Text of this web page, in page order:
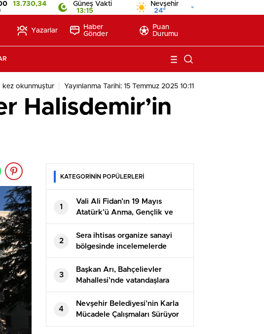
13.730,34
Güneş Vakti
13:15
Nevşehir
24°
Yazarlar
Haber
Gönder
Puan
Durumu
kez okunmuştur Yayınlanma Tarihi: 15 Temmuz 2025 10:11
Halisdemir’in
KATEGORİNİN POPÜLERLERİ
1
Vali Ali Fidan’ın 19 Mayıs
Atatürk’ü Anma, Gençlik ve
Spor Bayramı Mesajı
2
Sera ihtisas organize sanayi
bölgesinde incelemelerde
bulundular
3
Başkan Arı, Bahçelievler
Mahallesi’nde vatandaşlara
üzüm ikram etti
4
Nevşehir Belediyesi’nin Karla
Mücadele Çalışmaları Sürüyor